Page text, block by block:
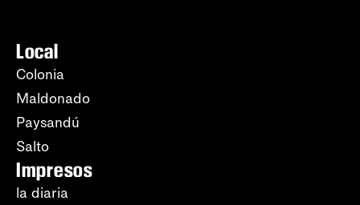
Local
Colonia
Maldonado
Paysandú
Salto
Impresos
la diaria